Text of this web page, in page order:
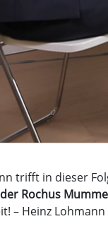
trifft in dieser
Rochus
– Heinz